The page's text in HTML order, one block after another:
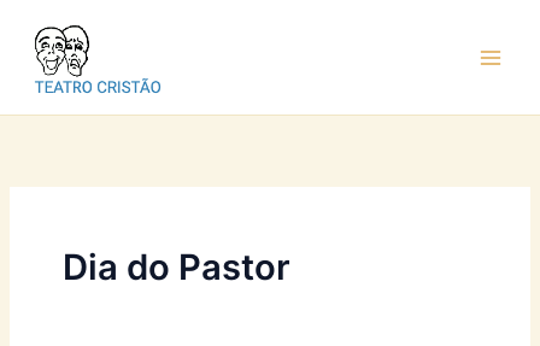
conteúdo
Dia do Pastor